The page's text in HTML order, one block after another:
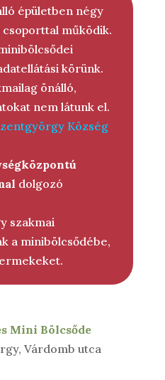
épületben négy
működik.
körünk.
önálló,
nem látunk el.
Község
dolgozó
szakmai
a minibölcsődébe,
Mini Bölcsőde
Várdomb utca